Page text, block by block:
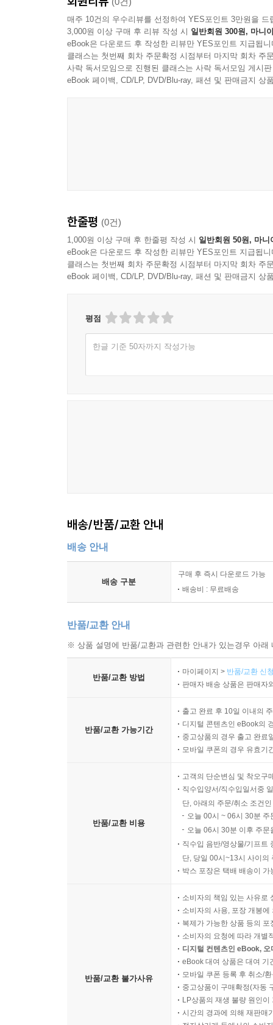
매주 10건의 우수리뷰를 선정하여 YES포인트 3만원을 드
3,000원 이상 구매 후 리뷰 작성 시 일반회원 300원, 마니
eBook은 다운로드 후 작성한 리뷰만 YES포인트 지급됩니
클래스는 첫번째 회차 주문확정 시점부터 마지막 회차 주
사락 독서모임으로 진행된 클래스는 사락 독서모임 게시
eBook 페이백, CD/LP, DVD/Blu-ray, 패션 및 판매금지 상
한줄평 (0건)
1,000원 이상 구매 후 한줄평 작성 시 일반회원 50원, 마니
eBook은 다운로드 후 작성한 리뷰만 YES포인트 지급됩니
클래스는 첫번째 회차 주문확정 시점부터 마지막 회차 주
eBook 페이백, CD/LP, DVD/Blu-ray, 패션 및 판매금지 상
평점
한글 기준 50자까지 작성가능
배송/반품/교환 안내
배송 안내
배송 구분
구매 후 즉시 다운로드 가능
배송비 : 무료배송
반품/교환 안내
※ 상품 설명에 반품/교환과 관련한 안내가 있는경우 아
반품/교환 방법
마이페이지 > 반품/교환 신
판매자 배송 상품은 판매자
반품/교환 가능기간
출고 완료 후 10일 이내의
디지털 콘텐츠인 eBook의
중고상품의 경우 출고 완료
모바일 쿠폰의 경우 유효기
반품/교환 비용
고객의 단순변심 및 착오구
직수입양서/직수입일서중
단, 아래의 주문/취소 조건
오늘 00시 ~ 06시 30분
오늘 06시 30분 이후 주
직수입 음반/영상물/기프트
단, 당일 00시~13시 사이의
박스 포장은 택배 배송이
반품/교환 불가사유
소비자의 책임 있는 사유로
소비자의 사용, 포장 개봉
복제가 가능한 상품 등의
소비자의 요청에 따라 개별
디지털 컨텐츠인 eBook,
eBook 대여 상품은 대여 기
모바일 쿠폰 등록 후 취소/
중고상품이 구매확정(자동
LP상품의 재생 불량 원인
시간의 경과에 의해 재판매